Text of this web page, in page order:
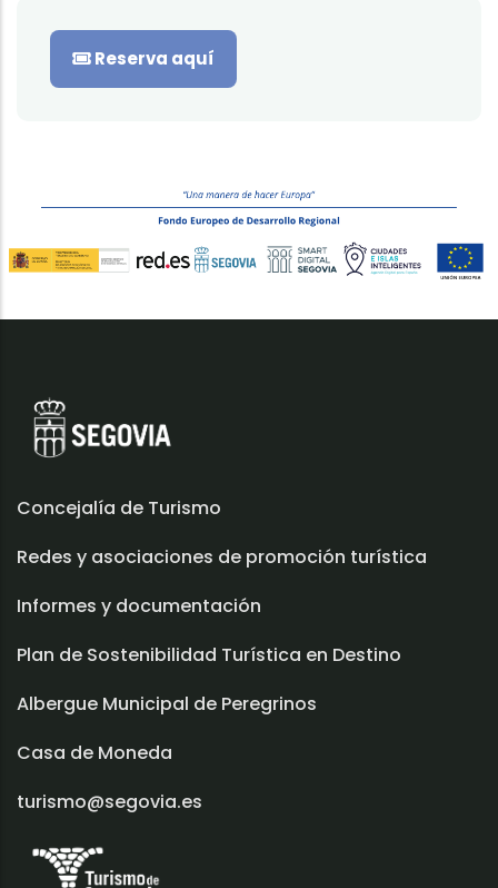
Reserva aquí
Concejalía de Turismo
Redes y asociaciones de promoción turística
Informes y documentación
Plan de Sostenibilidad Turística en Destino
Albergue Municipal de Peregrinos
Casa de Moneda
turismo@segovia.es